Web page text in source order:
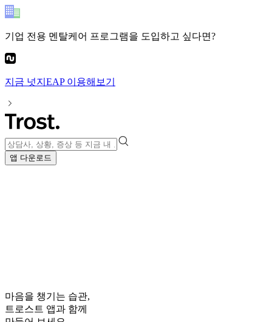
기업 전용 멘탈케어 프로그램을 도입하고 싶다면?
지금 넛지EAP이용해보기
앱 다운로드
마음을 챙기는 습관,
트로스트 앱과 함께